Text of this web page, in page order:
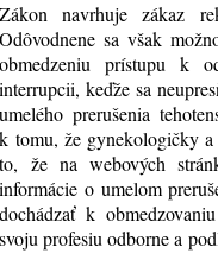
Zákon navrhuje zákaz
Odôvodnene sa však
obmedzeniu prístupu k
interrupcii, keďže sa
umelého prerušenia
k tomu, že gynekologičky
to, že na webových
informácie o umelom
dochádzať k
svoju profesiu odborne a